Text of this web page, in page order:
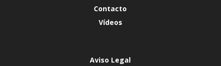
Contacto
Vídeos
Aviso Legal